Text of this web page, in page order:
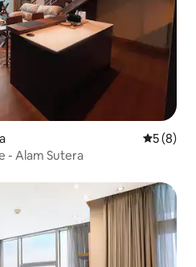
5 (8)
- Alam Sutera